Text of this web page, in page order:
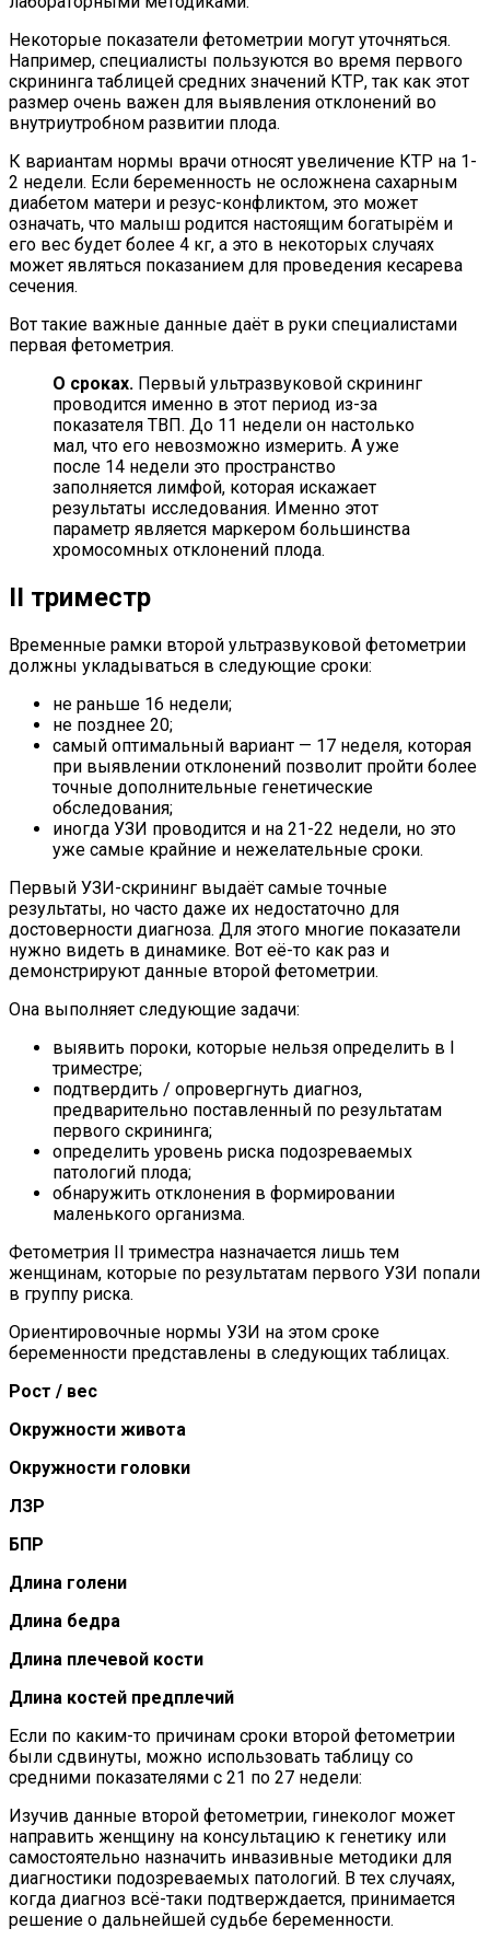
Некоторые показатели фетометрии могут уточняться.
Например, специалисты пользуются во время первого
скрининга таблицей средних значений КТР, так как этот
размер очень важен для выявления отклонений во
внутриутробном развитии плода.
К вариантам нормы врачи относят увеличение КТР на 1-
2 недели. Если беременность не осложнена сахарным
диабетом матери и резус-конфликтом, это может
означать, что малыш родится настоящим богатырём и
его вес будет более 4 кг, а это в некоторых случаях
может являться показанием для проведения кесарева
сечения.
Вот такие важные данные даёт в руки специалистами
первая фетометрия.
О сроках. Первый ультразвуковой скрининг
проводится именно в этот период из-за
показателя ТВП. До 11 недели он настолько
мал, что его невозможно измерить. А уже
после 14 недели это пространство
заполняется лимфой, которая искажает
результаты исследования. Именно этот
параметр является маркером большинства
хромосомных отклонений плода.
II триместр
Временные рамки второй ультразвуковой фетометрии
должны укладываться в следующие сроки:
не раньше 16 недели;
не позднее 20;
самый оптимальный вариант — 17 неделя, которая
при выявлении отклонений позволит пройти более
точные дополнительные генетические
обследования;
иногда УЗИ проводится и на 21-22 недели, но это
уже самые крайние и нежелательные сроки.
Первый УЗИ-скрининг выдаёт самые точные
результаты, но часто даже их недостаточно для
достоверности диагноза. Для этого многие показатели
нужно видеть в динамике. Вот её-то как раз и
демонстрируют данные второй фетометрии.
Она выполняет следующие задачи:
выявить пороки, которые нельзя определить в I
триместре;
подтвердить / опровергнуть диагноз,
предварительно поставленный по результатам
первого скрининга;
определить уровень риска подозреваемых
патологий плода;
обнаружить отклонения в формировании
маленького организма.
Фетометрия II триместра назначается лишь тем
женщинам, которые по результатам первого УЗИ попали
в группу риска.
Ориентировочные нормы УЗИ на этом сроке
беременности представлены в следующих таблицах.
Рост / вес
Окружности живота
Окружности головки
ЛЗР
БПР
Длина голени
Длина бедра
Длина плечевой кости
Длина костей предплечий
Если по каким-то причинам сроки второй фетометрии
были сдвинуты, можно использовать таблицу со
средними показателями с 21 по 27 недели:
Изучив данные второй фетометрии, гинеколог может
направить женщину на консультацию к генетику или
самостоятельно назначить инвазивные методики для
диагностики подозреваемых патологий. В тех случаях,
когда диагноз всё-таки подтверждается, принимается
решение о дальнейшей судьбе беременности.